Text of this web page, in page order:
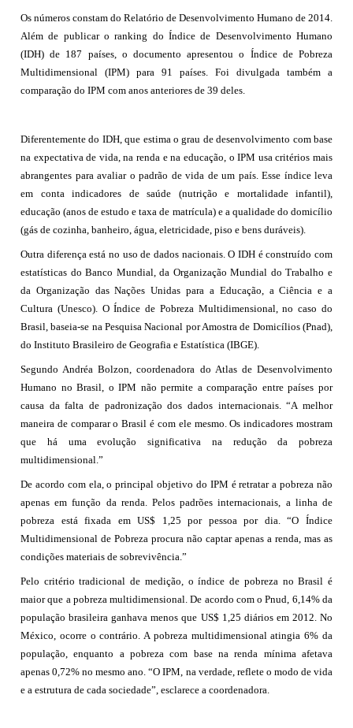
Os números constam do Relatório de Desenvolvimento Humano de 2014.
Além de publicar o ranking do Índice de Desenvolvimento Humano
(IDH) de 187 países, o documento apresentou o Índice de Pobreza
Multidimensional (IPM) para 91 países. Foi divulgada também a
comparação do IPM com anos anteriores de 39 deles.
Diferentemente do IDH, que estima o grau de desenvolvimento com base
na expectativa de vida, na renda e na educação, o IPM usa critérios mais
abrangentes para avaliar o padrão de vida de um país. Esse índice leva
em conta indicadores de saúde (nutrição e mortalidade infantil),
educação (anos de estudo e taxa de matrícula) e a qualidade do domicílio
(gás de cozinha, banheiro, água, eletricidade, piso e bens duráveis).
Outra diferença está no uso de dados nacionais. O IDH é construído com
estatísticas do Banco Mundial, da Organização Mundial do Trabalho e
da Organização das Nações Unidas para a Educação, a Ciência e a
Cultura (Unesco). O Índice de Pobreza Multidimensional, no caso do
Brasil, baseia-se na Pesquisa Nacional por Amostra de Domicílios (Pnad),
do Instituto Brasileiro de Geografia e Estatística (IBGE).
Segundo Andréa Bolzon, coordenadora do Atlas de Desenvolvimento
Humano no Brasil, o IPM não permite a comparação entre países por
causa da falta de padronização dos dados internacionais. “A melhor
maneira de comparar o Brasil é com ele mesmo. Os indicadores mostram
que há uma evolução significativa na redução da pobreza
multidimensional.”
De acordo com ela, o principal objetivo do IPM é retratar a pobreza não
apenas em função da renda. Pelos padrões internacionais, a linha de
pobreza está fixada em US$ 1,25 por pessoa por dia. “O Índice
Multidimensional de Pobreza procura não captar apenas a renda, mas as
condições materiais de sobrevivência.”
Pelo critério tradicional de medição, o índice de pobreza no Brasil é
maior que a pobreza multidimensional. De acordo com o Pnud, 6,14% da
população brasileira ganhava menos que US$ 1,25 diários em 2012. No
México, ocorre o contrário. A pobreza multidimensional atingia 6% da
população, enquanto a pobreza com base na renda mínima afetava
apenas 0,72% no mesmo ano. “O IPM, na verdade, reflete o modo de vida
e a estrutura de cada sociedade”, esclarece a coordenadora.